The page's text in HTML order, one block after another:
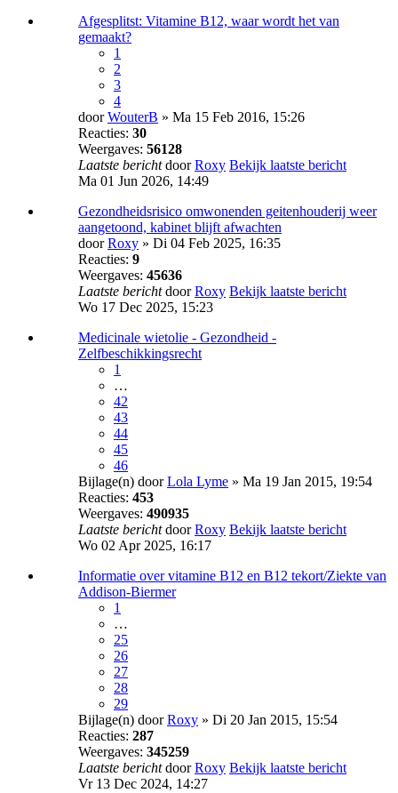
Afgesplitst: Vitamine B12, waar wordt het van
gemaakt?
1
2
3
4
doorWouterB » Ma 15 Feb 2016, 15:26
Reacties: 30
Weergaves: 56128
Laatste berichtdoorRoxy Bekijk laatste bericht
Ma 01 Jun 2026, 14:49
Gezondheidsrisico omwonenden geitenhouderij weer
aangetoond, kabinet blijft afwachten
doorRoxy » Di 04 Feb 2025, 16:35
Reacties: 9
Weergaves: 45636
Laatste berichtdoorRoxy Bekijk laatste bericht
Wo 17 Dec 2025, 15:23
Medicinale wietolie - Gezondheid -
Zelfbeschikkingsrecht
1
…
42
43
44
45
46
Bijlage(n) doorLola Lyme » Ma 19 Jan 2015, 19:54
Reacties: 453
Weergaves: 490935
Laatste berichtdoorRoxy Bekijk laatste bericht
Wo 02 Apr 2025, 16:17
Informatie over vitamine B12 en B12 tekort/Ziekte van
Addison-Biermer
1
…
25
26
27
28
29
Bijlage(n) doorRoxy » Di 20 Jan 2015, 15:54
Reacties: 287
Weergaves: 345259
Laatste berichtdoorRoxy Bekijk laatste bericht
Vr 13 Dec 2024, 14:27